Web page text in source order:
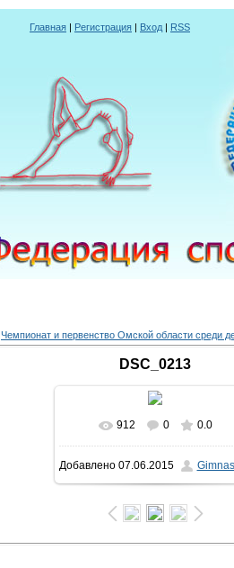
Главная | Регистрация | Вход | RSS
Чемпионат и первенство Омской области среди
DSC_0213
В реальном размере
1600x1063/ 198.1Kb
912 0 0.0
Добавлено07.06.2015